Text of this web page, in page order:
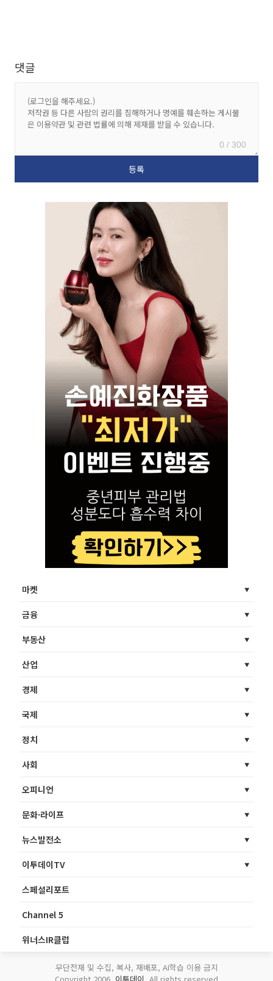
댓글
0 / 300
마켓
금융
부동산
산업
경제
국제
정치
사회
오피니언
문화·라이프
뉴스발전소
이투데이TV
스페셜리포트
Channel 5
위너스IR클럽
무단전재 및 수집, 복사, 재배포, AI학습 이용 금지